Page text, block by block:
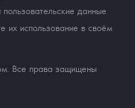
данные
их использование в своём
Все права защищены